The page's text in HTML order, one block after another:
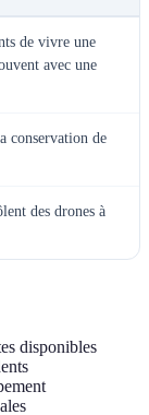
de vivre une
avec une
conservation de
des drones à
disponibles